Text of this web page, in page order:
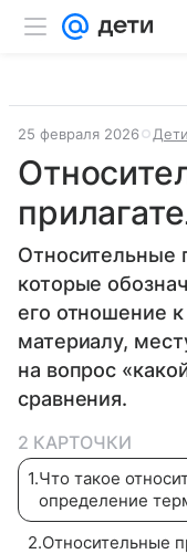
25 февраля 2026
Относительные
которые
его отношение
материалу,
на вопрос
сравнения.
2 КАРТОЧКИ
1.Что такое
определение
2.Относительные